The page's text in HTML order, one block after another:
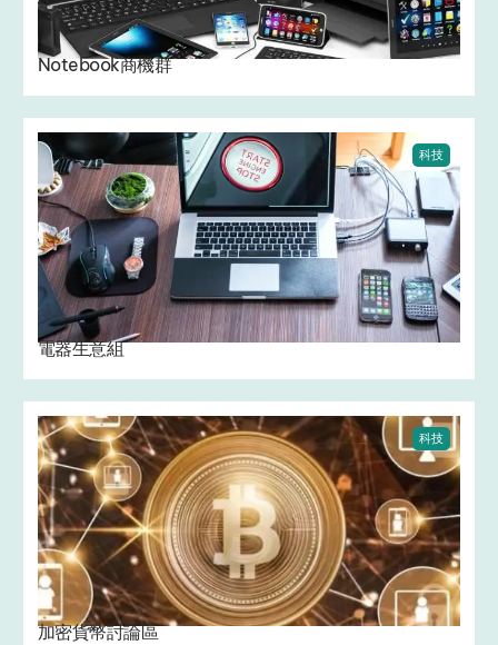
Notebook商機群
科技
電器生意組
科技
加密貨幣討論區